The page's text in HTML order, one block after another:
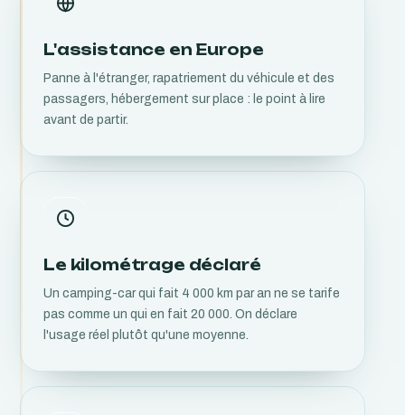
L'assistance en Europe
Panne à l'étranger, rapatriement du véhicule et des
passagers, hébergement sur place : le point à lire
avant de partir.
Le kilométrage déclaré
Un camping-car qui fait 4 000 km par an ne se tarife
pas comme un qui en fait 20 000. On déclare
l'usage réel plutôt qu'une moyenne.